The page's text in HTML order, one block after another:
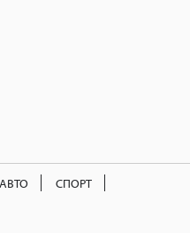
АВТО СПОРТ